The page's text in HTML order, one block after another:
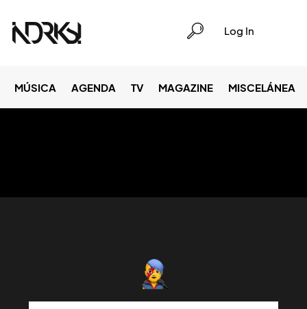
Log In
MÚSICA AGENDA TV MAGAZINE MISCELÁNEA